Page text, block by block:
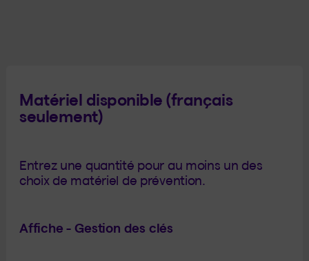
Matériel disponible (français
seulement)
Entrez une quantité pour au moins un des
choix de matériel de prévention.
Affiche - Gestion des clés